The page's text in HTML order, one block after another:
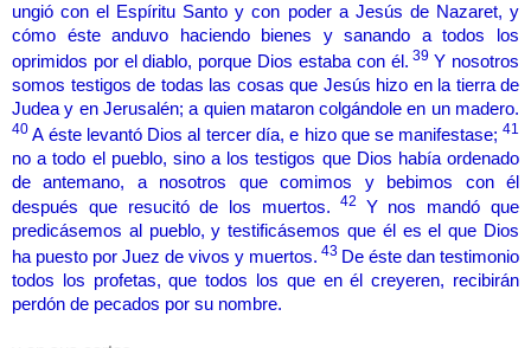
ungió con el Espíritu Santo y con poder a Jesús de Nazaret, y
cómo éste anduvo haciendo bienes y sanando a todos los
oprimidos por el diablo, porque Dios estaba con él. 39Y nosotros
somos testigos de todas las cosas que Jesús hizo en la tierra de
Judea y en Jerusalén; a quien mataron colgándole en un madero.
40 A éste levantó Dios al tercer día, e hizo que se manifestase; 41
no a todo el pueblo, sino a los testigos que Dios había ordenado
de antemano, a nosotros que comimos y bebimos con él
después que resucitó de los muertos. 42 Y nos mandó que
predicásemos al pueblo, y testificásemos que él es el que Dios
ha puesto por Juez de vivos y muertos. 43 De éste dan testimonio
todos los profetas, que todos los que en él creyeren, recibirán
perdón de pecados por su nombre.